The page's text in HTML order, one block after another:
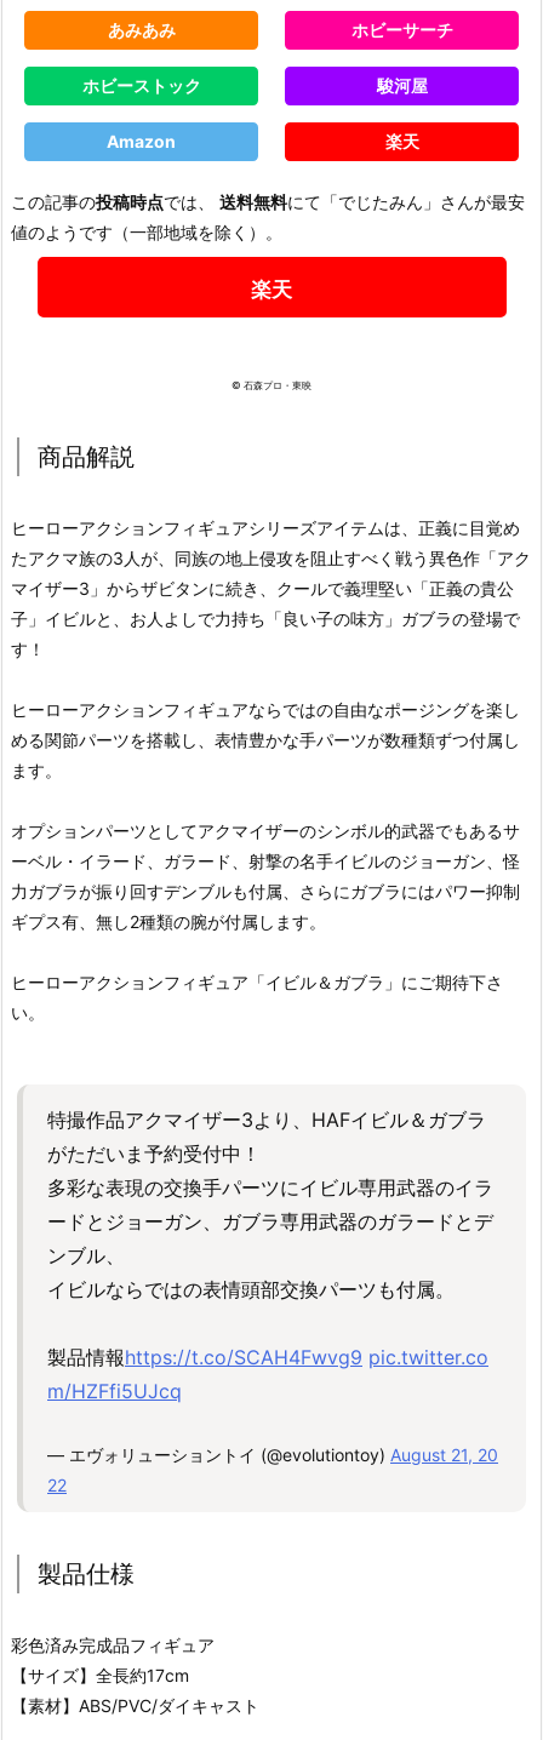
あみあみ ホビーサーチ
ホビーストック 駿河屋
Amazon 楽天
この記事の投稿時点では、 送料無料にて「でじたみん」さんが最安
値のようです（一部地域を除く）。
楽天
© 石森プロ・東映
商品解説
ヒーローアクションフィギュアシリーズアイテムは、正義に目覚め
たアクマ族の3人が、同族の地上侵攻を阻止すべく戦う異色作「アク
マイザー3」からザビタンに続き、クールで義理堅い「正義の貴公
子」イビルと、お人よしで力持ち「良い子の味方」ガブラの登場で
す！
ヒーローアクションフィギュアならではの自由なポージングを楽し
める関節パーツを搭載し、表情豊かな手パーツが数種類ずつ付属し
ます。
オプションパーツとしてアクマイザーのシンボル的武器でもあるサ
ーベル・イラード、ガラード、射撃の名手イビルのジョーガン、怪
力ガブラが振り回すデンブルも付属、さらにガブラにはパワー抑制
ギプス有、無し2種類の腕が付属します。
ヒーローアクションフィギュア「イビル＆ガブラ」にご期待下さ
い。
特撮作品アクマイザー3より、HAFイビル＆ガブラ
がただいま予約受付中！
多彩な表現の交換手パーツにイビル専用武器のイラ
ードとジョーガン、ガブラ専用武器のガラードとデ
ンブル、
イビルならではの表情頭部交換パーツも付属。
製品情報https://t.co/SCAH4Fwvg9 pic.twitter.co
m/HZFfi5UJcq
— エヴォリューショントイ (@evolutiontoy) August 21, 20
22
製品仕様
彩色済み完成品フィギュア
【サイズ】全長約17cm
【素材】ABS/PVC/ダイキャスト